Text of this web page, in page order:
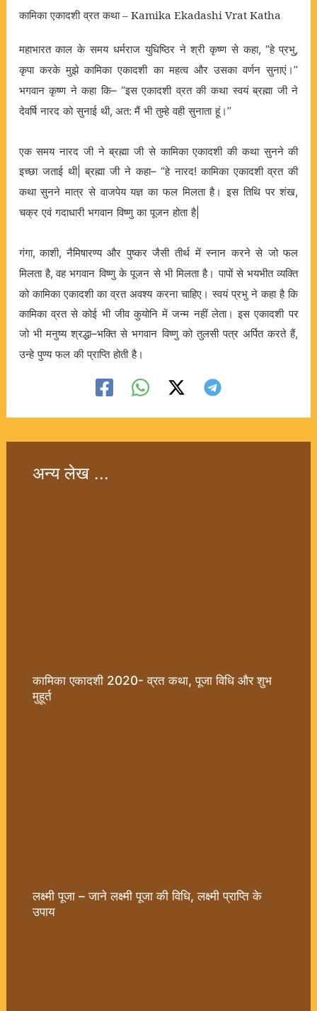
कामिका एकादशी व्रत कथा – Kamika Ekadashi Vrat Katha
महाभारत काल के समय धर्मराज युधिष्ठिर ने श्री कृष्ण से कहा, “हे प्रभु,
कृपा करके मुझे कामिका एकादशी का महत्व और उसका वर्णन सुनाएं।’’
भगवान कृष्ण ने कहा कि– ‘’इस एकादशी व्रत की कथा स्वयं ब्रह्मा जी ने
देवर्षि नारद को सुनाई थी, अत:मैं भी तुम्हे वही सुनाता हूं।’’
एक समय नारद जी ने ब्रह्मा जी से कामिका एकादशी की कथा सुनने की
इच्छा जताई थी|ब्रह्मा जी ने कहा– “हे नारद!कामिका एकादशी व्रत की
कथा सुनने मात्र से वाजपेय यज्ञ का फल मिलता है। इस तिथि पर शंख,
चक्र एवं गदाधारी भगवान विष्णु का पूजन होता है|
गंगा,काशी,नैमिषारण्य और पुष्कर जैसी तीर्थ में स्नान करने से जो फल
मिलता है,वह भगवान विष्णु के पूजन से भी मिलता है। पापों से भयभीत व्यक्ति
को कामिका एकादशी का व्रत अवश्य करना चाहिए। स्वयं प्रभु ने कहा है कि
कामिका व्रत से कोई भी जीव कुयोनि में जन्म नहीं लेता। इस एकादशी पर
जो भी मनुष्य श्रद्धा–भक्ति से भगवान विष्णु को तुलसी पत्र अर्पित करते हैं,
उन्हे पुण्य फल की प्राप्ति होती है।
अन्य लेख ...
कामिका एकादशी 2020- व्रत कथा, पूजा विधि और शुभ
मुहूर्त
लक्ष्मी पूजा – जाने लक्ष्मी पूजा की विधि, लक्ष्मी प्राप्ति के
उपाय